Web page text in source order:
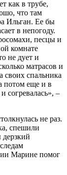
как в трубе,
что там
Ильган. Ее бы
в непогоду.
песцы и
комнате
не дует и
матрасов и
своих спальника
потом еще и в
согревалась», –
не раз.
спешили
Марине помог